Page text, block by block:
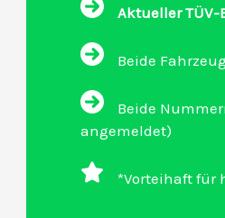
Aktueller TÜV-
Beide
Beide
angemeldet)
*Vorteihaft für